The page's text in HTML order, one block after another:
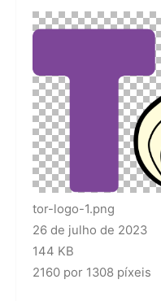
tor-logo-1.png
26 de julho de 2023
144 KB
2160 por 1308 píxeis